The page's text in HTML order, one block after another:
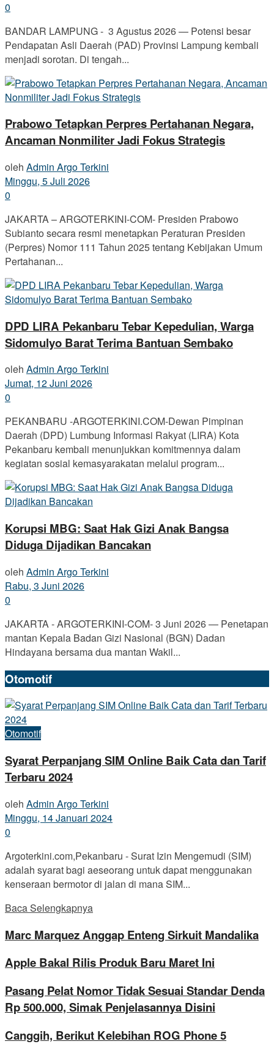
0
BANDAR LAMPUNG - 3 Agustus 2026 — Potensi besar
Pendapatan Asli Daerah (PAD) Provinsi Lampung kembali
menjadi sorotan. Di tengah...
Prabowo Tetapkan Perpres Pertahanan Negara,
Ancaman Nonmiliter Jadi Fokus Strategis
oleh Admin Argo Terkini
Minggu, 5 Juli 2026
0
JAKARTA – ARGOTERKINI-COM- Presiden Prabowo
Subianto secara resmi menetapkan Peraturan Presiden
(Perpres) Nomor 111 Tahun 2025 tentang Kebijakan Umum
Pertahanan...
DPD LIRA Pekanbaru Tebar Kepedulian, Warga
Sidomulyo Barat Terima Bantuan Sembako
oleh Admin Argo Terkini
Jumat, 12 Juni 2026
0
PEKANBARU -ARGOTERKINI.COM-Dewan Pimpinan
Daerah (DPD) Lumbung Informasi Rakyat (LIRA) Kota
Pekanbaru kembali menunjukkan komitmennya dalam
kegiatan sosial kemasyarakatan melalui program...
Korupsi MBG: Saat Hak Gizi Anak Bangsa
Diduga Dijadikan Bancakan
oleh Admin Argo Terkini
Rabu, 3 Juni 2026
0
JAKARTA - ARGOTERKINI-COM- 3 Juni 2026 — Penetapan
mantan Kepala Badan Gizi Nasional (BGN) Dadan
Hindayana bersama dua mantan Wakil...
Otomotif
Otomotif
Syarat Perpanjang SIM Online Baik Cata dan Tarif
Terbaru 2024
oleh Admin Argo Terkini
Minggu, 14 Januari 2024
0
Argoterkini.com,Pekanbaru - Surat Izin Mengemudi (SIM)
adalah syarat bagi aeseorang untuk dapat menggunakan
kenseraan bermotor di jalan di mana SIM...
Baca Selengkapnya
Marc Marquez Anggap Enteng Sirkuit Mandalika
Apple Bakal Rilis Produk Baru Maret Ini
Pasang Pelat Nomor Tidak Sesuai Standar Denda
Rp 500.000, Simak Penjelasannya Disini
Canggih, Berikut Kelebihan ROG Phone 5